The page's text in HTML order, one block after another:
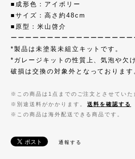
■成形色：アイボリー
■サイズ：高さ約48cm
■原型：米山啓介
ーーーーーーーーーーーーーーーーー
*製品は未塗装未組立キットです。
*ガレージキットの性質上、気泡や欠
破損は交換の対象外となっております
※この商品は1点までのご注文とさせていた
※別途送料がかかります。
送料を確認する
※この商品は海外配送できる商品です。
通報する